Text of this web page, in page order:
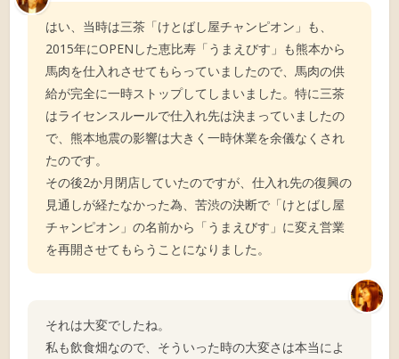
はい、当時は三茶「けとばし屋チャンピオン」も、
2015年にOPENした恵比寿「うまえびす」も熊本から
馬肉を仕入れさせてもらっていましたので、馬肉の供
給が完全に一時ストップしてしまいました。特に三茶
はライセンスルールで仕入れ先は決まっていましたの
で、熊本地震の影響は大きく一時休業を余儀なくされ
たのです。
その後2か月閉店していたのですが、仕入れ先の復興の
見通しが経たなかった為、苦渋の決断で「けとばし屋
チャンピオン」の名前から「うまえびす」に変え営業
を再開させてもらうことになりました。
それは大変でしたね。
私も飲食畑なので、そういった時の大変さは本当によ